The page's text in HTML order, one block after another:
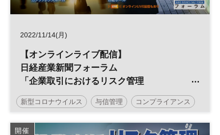
2022/11/14(月)
【オンラインライブ配信】
日経産業新聞フォーラム
「企業取引におけるリスク管理
～環境変化に対応した与信管理とコンプラ
イアンス強化～」
新型コロナウイルス 与信管理 コンプライアンス
リスクマネジメント 参加無料
開催